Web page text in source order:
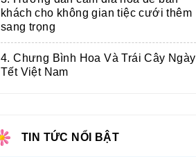
khách cho không gian tiệc cưới thêm
sang trọng
4. Chưng Bình Hoa Và Trái Cây Ngày
Tết Việt Nam
TIN TỨC NỔI BẬT